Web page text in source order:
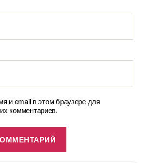
и email в этом браузере для
комментариев.